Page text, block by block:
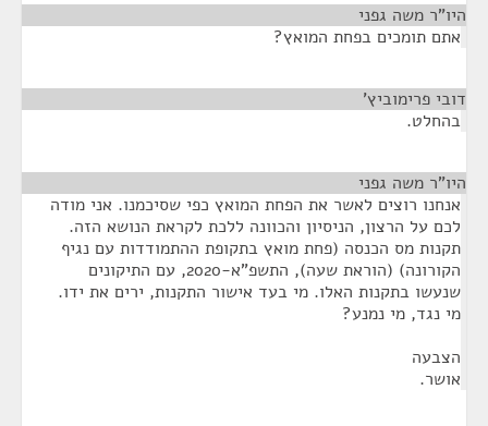
היו"ר משה גפני
אתם תומכים בפחת המואץ?
דובי פרימוביץ'
בהחלט.
היו"ר משה גפני
אנחנו רוצים לאשר את הפחת המואץ כפי שסיכמנו. אני מודה
לכם על הרצון, הניסיון והכוונה ללכת לקראת הנושא הזה.
תקנות מס הכנסה (פחת מואץ בתקופת ההתמודדות עם נגיף
הקורונה) (הוראת שעה), התשפ"א-2020, עם התיקונים
שנעשו בתקנות האלו. מי בעד אישור התקנות, ירים את ידו.
מי נגד, מי נמנע?
הצבעה
אושר.